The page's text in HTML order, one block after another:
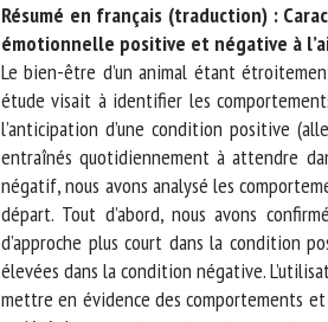
Résumé en français (traduction) :
émotionnelle positive et négative à
Le bien-être d’un animal étant
étude visait à identifier les
l’anticipation d’une condition positive
entraînés quotidiennement à attendre
négatif, nous avons analysé les
départ. Tout d’abord, nous avons
d’approche plus court dans la condition
élevées dans la condition négative.
mettre en évidence des comportements et